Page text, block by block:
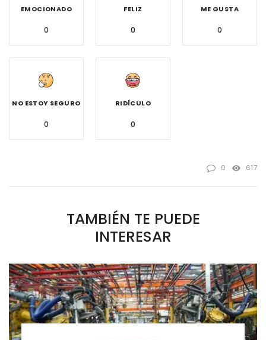
EMOCIONADO
0
FELIZ
0
ME GUSTA
0
NO ESTOY SEGURO
0
RIDÍCULO
0
0 617
TAMBIÉN TE PUEDE
INTERESAR